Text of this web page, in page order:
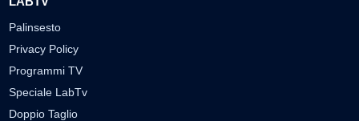
Palinsesto
Privacy Policy
Programmi TV
Speciale LabTv
Doppio Taglio